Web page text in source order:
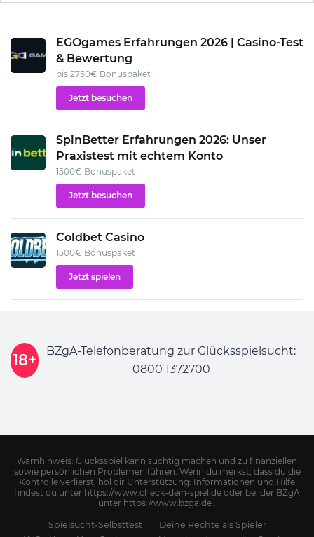
EGOgames Erfahrungen 2026 | Casino-Test
& Bewertung
bis 2750€ Bonuspaket
Jetzt besuchen
SpinBetter Erfahrungen 2026: Unser
Praxistest mit echtem Konto
1500€ Bonuspaket
Jetzt besuchen
Coldbet Casino
1500€ Bonuspaket
Jetzt spielen
18+
BZgA-Telefonberatung zur Glücksspielsucht:
0800 1372700
Warnhinweis: Glücksspiel kann süchtig machen und zu finanziellen
sowie persönlichen Problemen führen. Wenn du merkst, dass du die
Kontrolle verlierst, hol dir Unterstützung: Informationen und Hilfe
findest du unter https://www.check-dein-spiel.de oder bei der BZgA
unter https://www.bzga.de .
Spielsucht-Selbsttest
Deine Rechte als Spieler